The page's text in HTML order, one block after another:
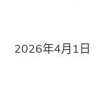
2026年4月1日